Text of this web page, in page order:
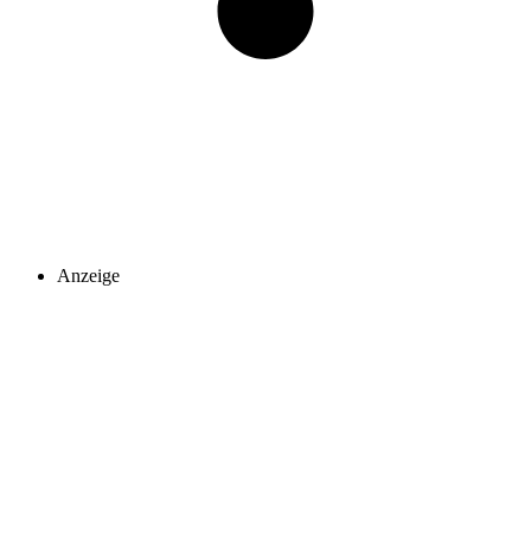
Anzeige